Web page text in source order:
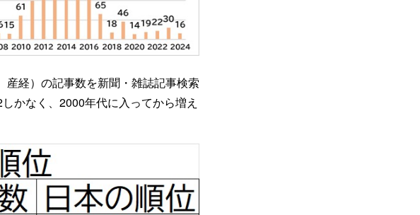
産経）の記事数を新聞・雑誌記事検索
かなく、2000年代に入ってから増え